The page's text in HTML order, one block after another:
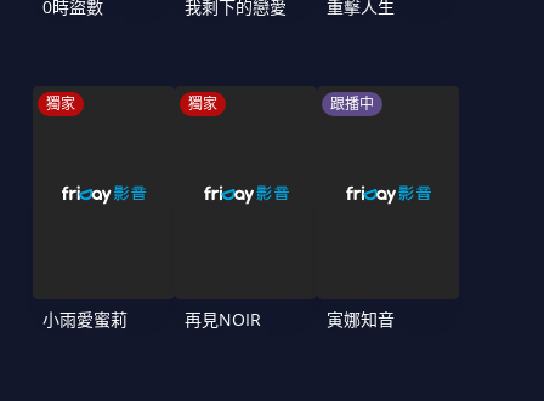
0時盜數 我剩下的戀愛 重擊人生
獨家
小雨愛蜜莉
獨家
再見NOIR
跟播中
寅娜知音